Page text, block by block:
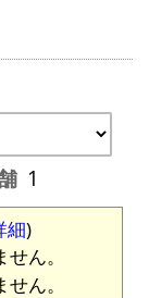
1
細)
ん。
ん。